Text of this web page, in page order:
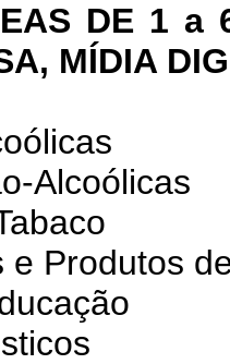
DE 1 a
MÍDIA
Alcoólicas
Produtos